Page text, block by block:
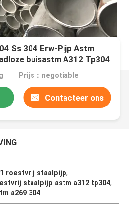
Ss 304 Erw-Pijp Astm
buisastm A312 Tp304
Prijs：negotiable
Contacteer ons
roestvrij staalpijp,
staalpijp astm a312 tp304,
a269 304